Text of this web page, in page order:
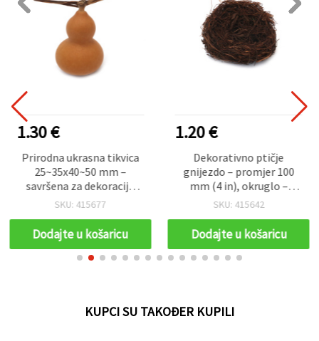
1.30 €
Prirodna ukrasna tikvica
25~35x40~50 mm –
savršena za dekoraciju
doma, DIY hobije,
jesenske aranžmane
SKU: 415677
Dodajte u košaricu
1.20 €
Dekorativno ptičje
gnijezdo – promjer 100
mm (4 in), okruglo –
prirodni izgled, hobi i
sam (DIY), ukrasi za Uskrs,
proljeće i vjenčanja,
središnji ukrasi i vijenci
SKU: 415642
Dodajte u košaricu
KUPCI SU TAKOĐER KUPILI